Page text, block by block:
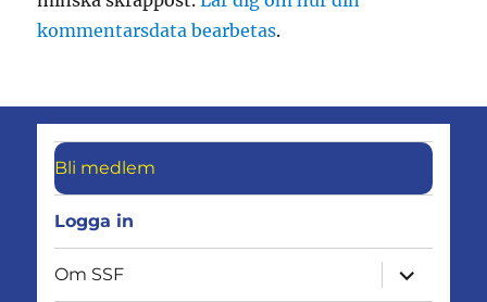
kommentarsdata bearbetas.
Bli medlem
Logga in
Om SSF
expandera